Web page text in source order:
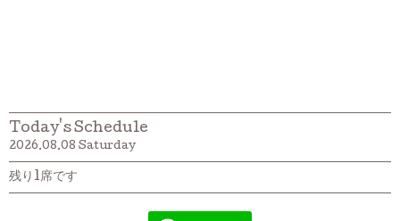
Today's Schedule
2026.08.08 Saturday
残り1席です